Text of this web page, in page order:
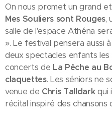
On nous promet un grand
Mes Souliers sont Rouges,
salle de l'espace Athéna
». Le festival pensera aussi
deux spectacles enfants
concerts de La Pêche au
claquettes. Les séniors ne
venue de Chris Talldarkqui
récital inspiré des chansons